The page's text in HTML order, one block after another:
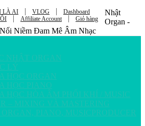
LÀ AI VLOG
Dashboard
Affiliate Account Giỏ hàng
Nhật
Organ -
Niềm Đam Mê Âm Nhạc
NHẬT ORGAN
LÝ
HỌC ORGAN
HỌC PIANO
HỌC HÒA ÂM PHỐI KHÍ / MUSIC
– MIXING VÀ MASTERING
PIANO, MUSICPRODUCER